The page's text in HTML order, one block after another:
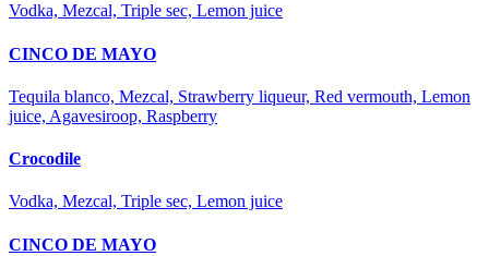
Vodka, Mezcal, Triple sec, Lemon juice
CINCO DE MAYO
Tequila blanco, Mezcal, Strawberry liqueur, Red vermouth, Lemon
juice, Agavesiroop, Raspberry
Crocodile
Vodka, Mezcal, Triple sec, Lemon juice
CINCO DE MAYO